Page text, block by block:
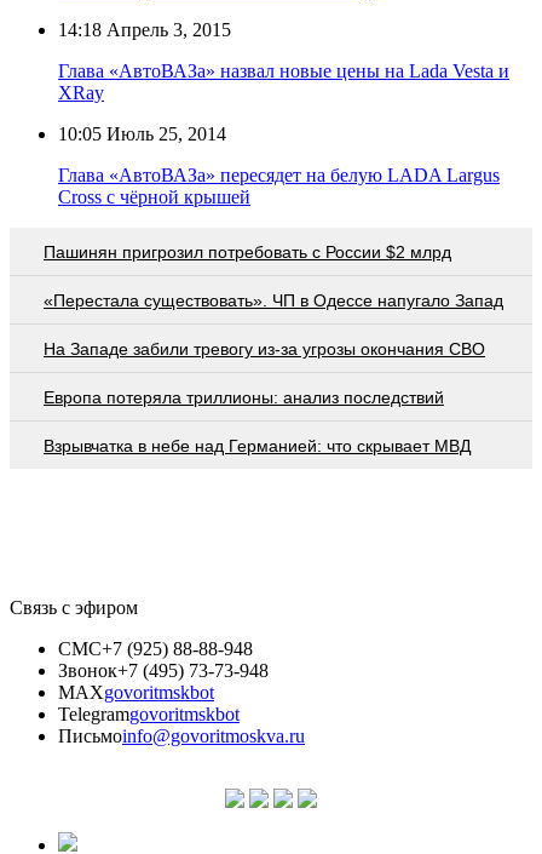
14:18 Апрель 3, 2015
Глава «АвтоВАЗа» назвал новые цены на Lada Vesta и
XRay
10:05 Июль 25, 2014
Глава «АвтоВАЗа» пересядет на белую LADA Largus
Cross с чёрной крышей
Пашинян пригрозил потребовать c России $2 млрд
«Перестала существовать». ЧП в Одессе напугало Запад
На Западе забили тревогу из-за угрозы окончания СВО
Европа потеряла триллионы: анализ последствий
Взрывчатка в небе над Германией: что скрывает МВД
Связь с эфиром
СМС+7 (925) 88-88-948
Звонок+7 (495) 73-73-948
MAXgovoritmskbot
Telegramgovoritmskbot
Письмоinfo@govoritmoskva.ru